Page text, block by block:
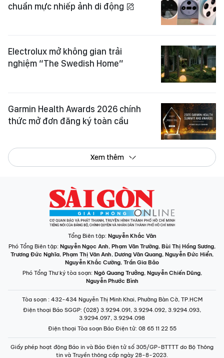
chuẩn mực nhiếp ảnh di động
Electrolux mở không gian trải
nghiệm “The Swedish Home”
Garmin Health Awards 2026 chính
thức mở đơn đăng ký toàn cầu
Xem thêm
Tổng Biên tập: Nguyễn Khắc Văn
Phó Tổng Biên tập: Nguyễn Ngọc Anh, Phạm Văn Trường, Bùi Thị Hồng Sương,
Trương Đức Nghĩa, Phạm Thị Vân Anh, Dương Văn Quang, Nguyễn Đức Hiển,
Nguyễn Khắc Cường, Trần Gia Bảo
Phó Tổng Thư ký tòa soạn: Ngô Quang Trưởng, Nguyễn Chiến Dũng,
Nguyễn Phước Bình
Tòa soạn : 432-434 Nguyễn Thị Minh Khai, Phường Bàn Cờ, TP.HCM
Điện thoại Báo SGGP: (028) 3.9294.091, 3.9294.092, 3.9294.093,
3.9294.097, 3.9294.098
Điện thoại Tòa soạn Báo Điện tử: 08 65 11 22 55
Giấy phép hoạt động Báo in và Báo Điện tử số 305/GP-BTTTT do Bộ Thông
tin và Truyền thông cấp ngày 28-8-2023.